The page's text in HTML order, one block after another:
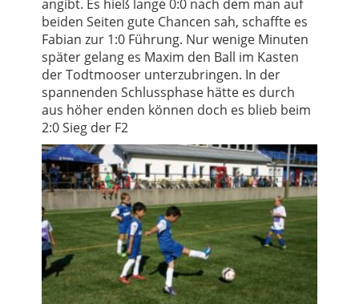
angibt. Es hieß lange 0:0 nach dem man auf
beiden Seiten gute Chancen sah, schaffte es
Fabian zur 1:0 Führung. Nur wenige Minuten
später gelang es Maxim den Ball im Kasten
der Todtmooser unterzubringen. In der
spannenden Schlussphase hätte es durch
aus höher enden können doch es blieb beim
2:0 Sieg der F2